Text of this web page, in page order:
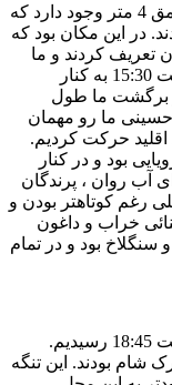
در بالای بهشت گمشده حوضچه بزرگی به عمق 4 متر وجود دارد که
در این مکان بود که
تعریف کردند و ما
ترغیب شدیم که این مکانها را نیز ببینیم. ساعت 15:30 به کنار
ساعت رفت و برگشت ما طول
ما رو مهمان
تنگه براق اقلید حرکت کردیم.
بود و در کنار
آب روان ، پرندگان
رغم کوتاهتر بودن و
خراب و داغون
خاکی و سنگلاخ بود و در تمام
بالاخره بعد از طی کردن تمام سختی در ساعت 18:45 رسیدیم.
شام بودند. این تنگه